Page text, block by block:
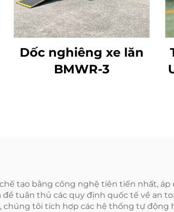
Dốc nghiêng xe lăn
BMWR-3
tạo bằng công nghệ tiên tiến nhất,
tuân thủ các quy định quốc tế về an
tôi tích hợp các hệ thống tự động